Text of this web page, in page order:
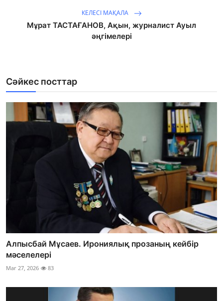
КЕЛЕСІ МАҚАЛА
Мұрат ТАСТАҒАНОВ, Ақын, журналист Ауыл
әңгімелері
Сәйкес посттар
Алпысбай Мұсаев. Ирониялық прозаның кейбір
мәселелері
Mar 27, 2026 83